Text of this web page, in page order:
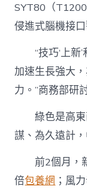
SYT80（
侵進式腦機接
“技巧‘上新
加速生長強大
力。”商務部研
綠色是高
謀、為久遠計
前2個月，
倍包養網 ；風